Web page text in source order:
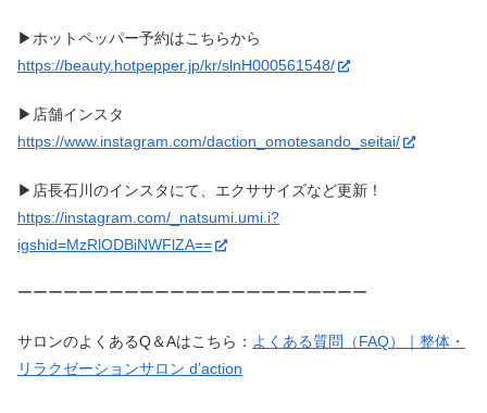
▶︎ホットペッパー予約はこちらから
https://beauty.hotpepper.jp/kr/slnH000561548/
▶︎店舗インスタ
https://www.instagram.com/daction_omotesando_seitai/
▶︎ 店長石川のインスタにて、エクササイズなど更新！
https://instagram.com/_natsumi.umi.i?
igshid=MzRlODBiNWFlZA==
ーーーーーーーーーーーーーーーーーーーーーーー
サロンのよくあるQ＆Aはこちら： よくある質問（FAQ）｜整体・
リラクゼーションサロン d’action